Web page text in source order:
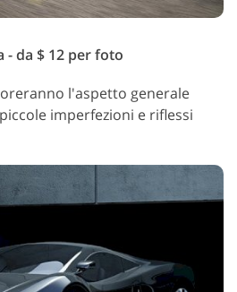
- da $ 12 per foto
l'aspetto generale
imperfezioni e riflessi